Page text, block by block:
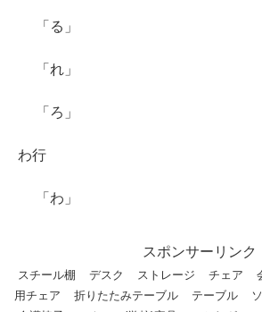
「る」
「れ」
「ろ」
わ行
「わ」
スポンサーリンク
スチール棚 デスク ストレージ チェア
用チェア
折りたたみテーブル テーブル